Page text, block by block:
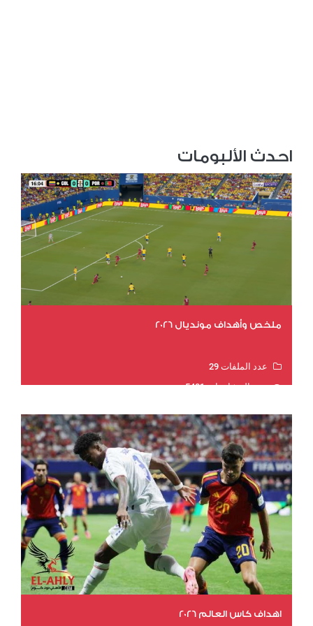
احدث الألبومات
ملخص وأهداف مونديال 2026
عدد الملفات 29
عدد المشاهدات 5401
اهداف كاس العالم 2026